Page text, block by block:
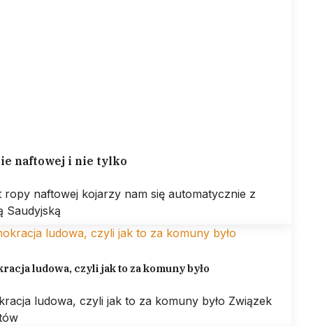
naftowej i nie tylko
ropy naftowej kojarzy nam się automatycznie z
Saudyjską
ludowa, czyli jak to za komuny było
ludowa, czyli jak to za komuny było Związek